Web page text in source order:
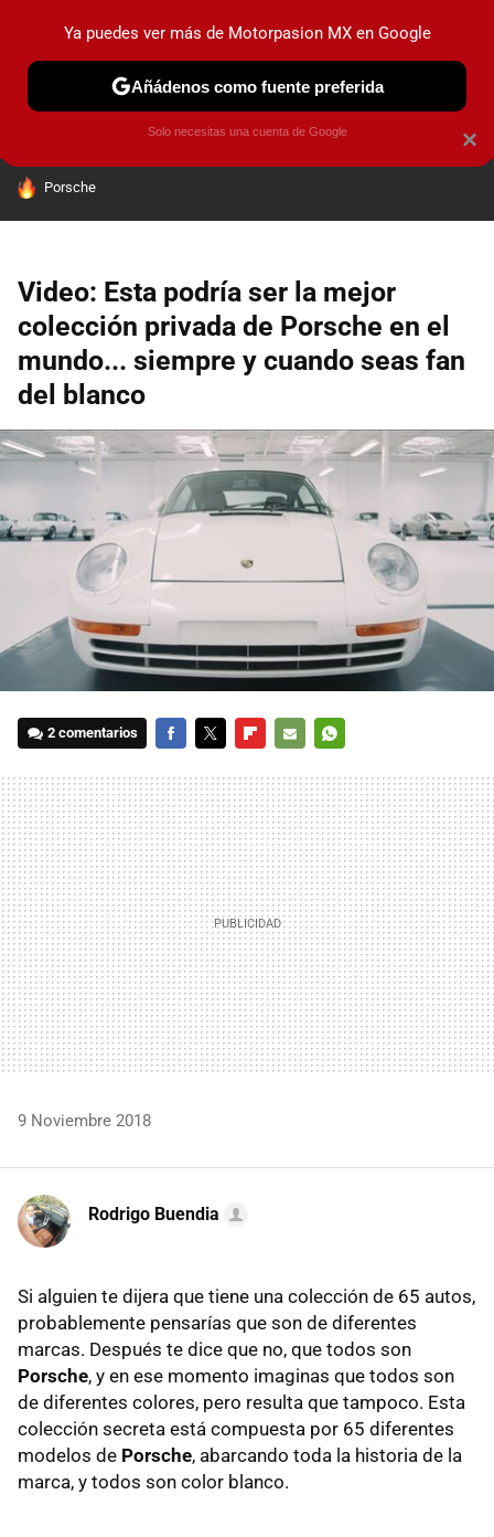
PRUEBAS INDUSTRIA HOY NO CIRCULA
HOY SE HABLA DE
Porsche
Video: Esta podría ser la mejor
colección privada de Porsche en el
mundo... siempre y cuando seas fan
del blanco
2 comentarios
MAIL
9 Noviembre 2018
Rodrigo Buendia
Si alguien te dijera que tiene una colección de 65 autos,
probablemente pensarías que son de diferentes
marcas. Después te dice que no, que todos son
Porsche, y en ese momento imaginas que todos son
de diferentes colores, pero resulta que tampoco. Esta
colección secreta está compuesta por 65 diferentes
modelos de Porsche, abarcando toda la historia de la
marca, y todos son color blanco.
×
Ya puedes ver más de Motorpasion MX en Google
Añádenos como fuente preferida
Solo necesitas una cuenta de Google